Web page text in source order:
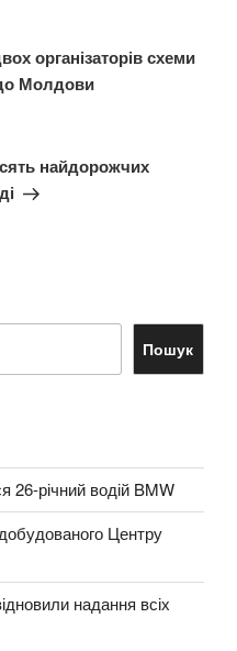
організаторів схеми
Молдови
найдорожчих
Пошук
26-річний водій BMW
Центру
надання всіх